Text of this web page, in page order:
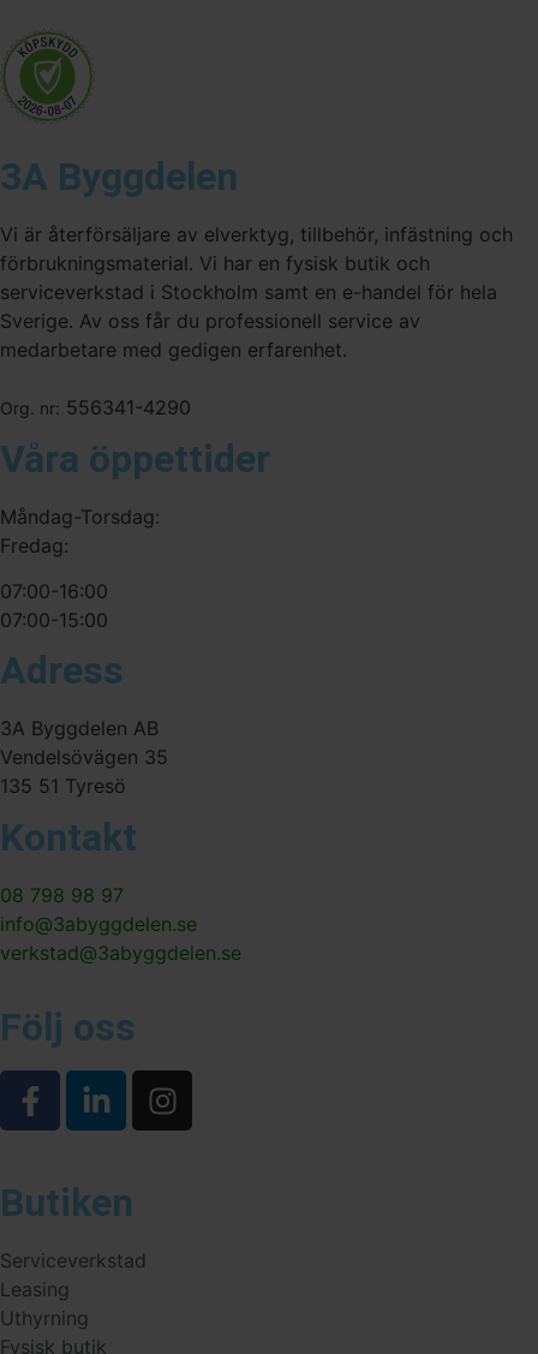
3A Byggdelen
Vi är återförsäljare av elverktyg, tillbehör, infästning och
förbrukningsmaterial. Vi har en fysisk butik och
serviceverkstad i Stockholm samt en e-handel för hela
Sverige. Av oss får du professionell service av
medarbetare med gedigen erfarenhet.
Org. nr: 556341-4290
Våra öppettider
Måndag-Torsdag:
Fredag:
07:00-16:00
07:00-15:00
Adress
3A Byggdelen AB
Vendelsövägen 35
135 51 Tyresö
Kontakt
08 798 98 97
info@3abyggdelen.se
verkstad@3abyggdelen.se
Följ oss
Butiken
Serviceverkstad
Leasing
Uthyrning
Fysisk butik